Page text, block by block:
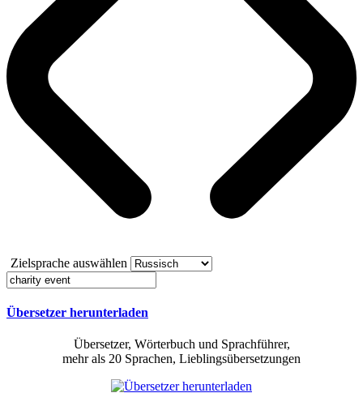
Zielsprache auswählen
Übersetzer herunterladen
Übersetzer, Wörterbuch und Sprachführer,
mehr als 20 Sprachen, Lieblingsübersetzungen